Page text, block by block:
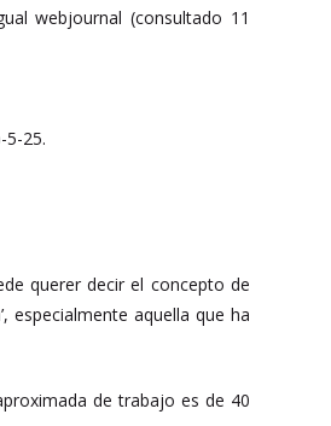
webjournal (consultado 11
5-25.
querer decir el concepto de
especialmente aquella que ha
de trabajo es de 40